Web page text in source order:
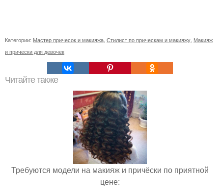
Категории: Мастер причесок и макияжа Стилист по прическам и макияжу Макияж
и прически для девочек
Читайте также
Требуются модели на макияж и причёски по приятной
цене: